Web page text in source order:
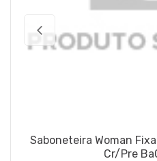
Saboneteira Woman
Cr/Pre